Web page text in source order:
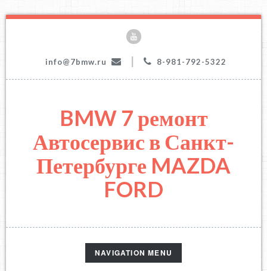
info@7bmw.ru 8-981-792-5322
BMW 7 ремонт
Автосервис в Санкт-
Петербурге MAZDA
FORD
TOGGLE
NAVIGATION
NAVIGATION MENU